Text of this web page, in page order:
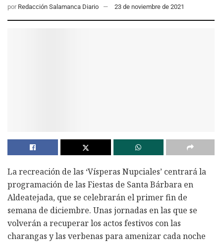
por Redacción Salamanca Diario 23 de noviembre de 2021
La recreación de las ‘Vísperas Nupciales’ centrará la
programación de las Fiestas de Santa Bárbara en
Aldeatejada, que se celebrarán el primer fin de
semana de diciembre. Unas jornadas en las que se
volverán a recuperar los actos festivos con las
charangas y las verbenas para amenizar cada noche